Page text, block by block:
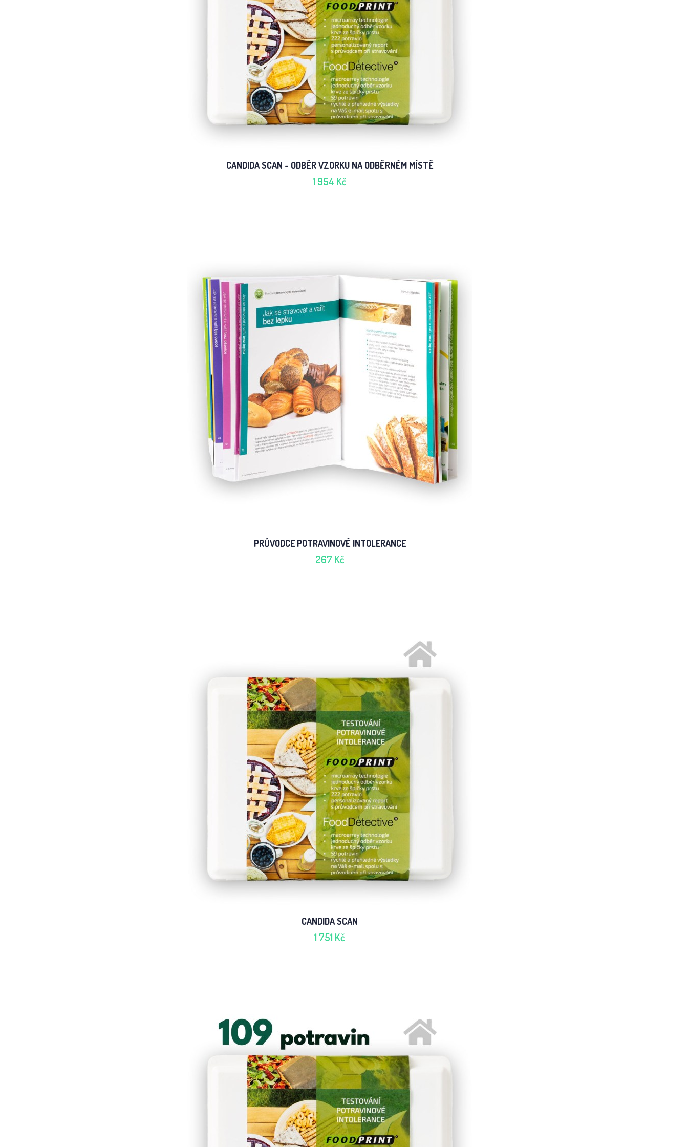
CANDIDA SCAN - ODBĚR VZORKU NA ODBĚRNÉM MÍSTĚ
1 954 Kč
PRŮVODCE POTRAVINOVÉ INTOLERANCE
267 Kč
CANDIDA SCAN
1 751 Kč